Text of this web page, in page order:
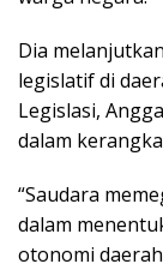
Dia
legislatif di
Legislasi,
dalam
“Saudara
dalam
otonomi